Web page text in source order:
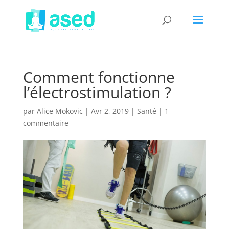
Comment fonctionne
l’électrostimulation ?
par Alice Mokovic | Avr 2, 2019| Santé | 1
commentaire